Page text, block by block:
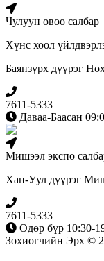
Чулуун овоо салбар
Хүнс хоол
Баянзүрх дүүрэг
7611-5333
Даваа-Баасан
Мишээл экспо
Хан-Уул дүүрэг
7611-5333
Өдөр бүр 10:30-
Зохиогчийн Эрх ©